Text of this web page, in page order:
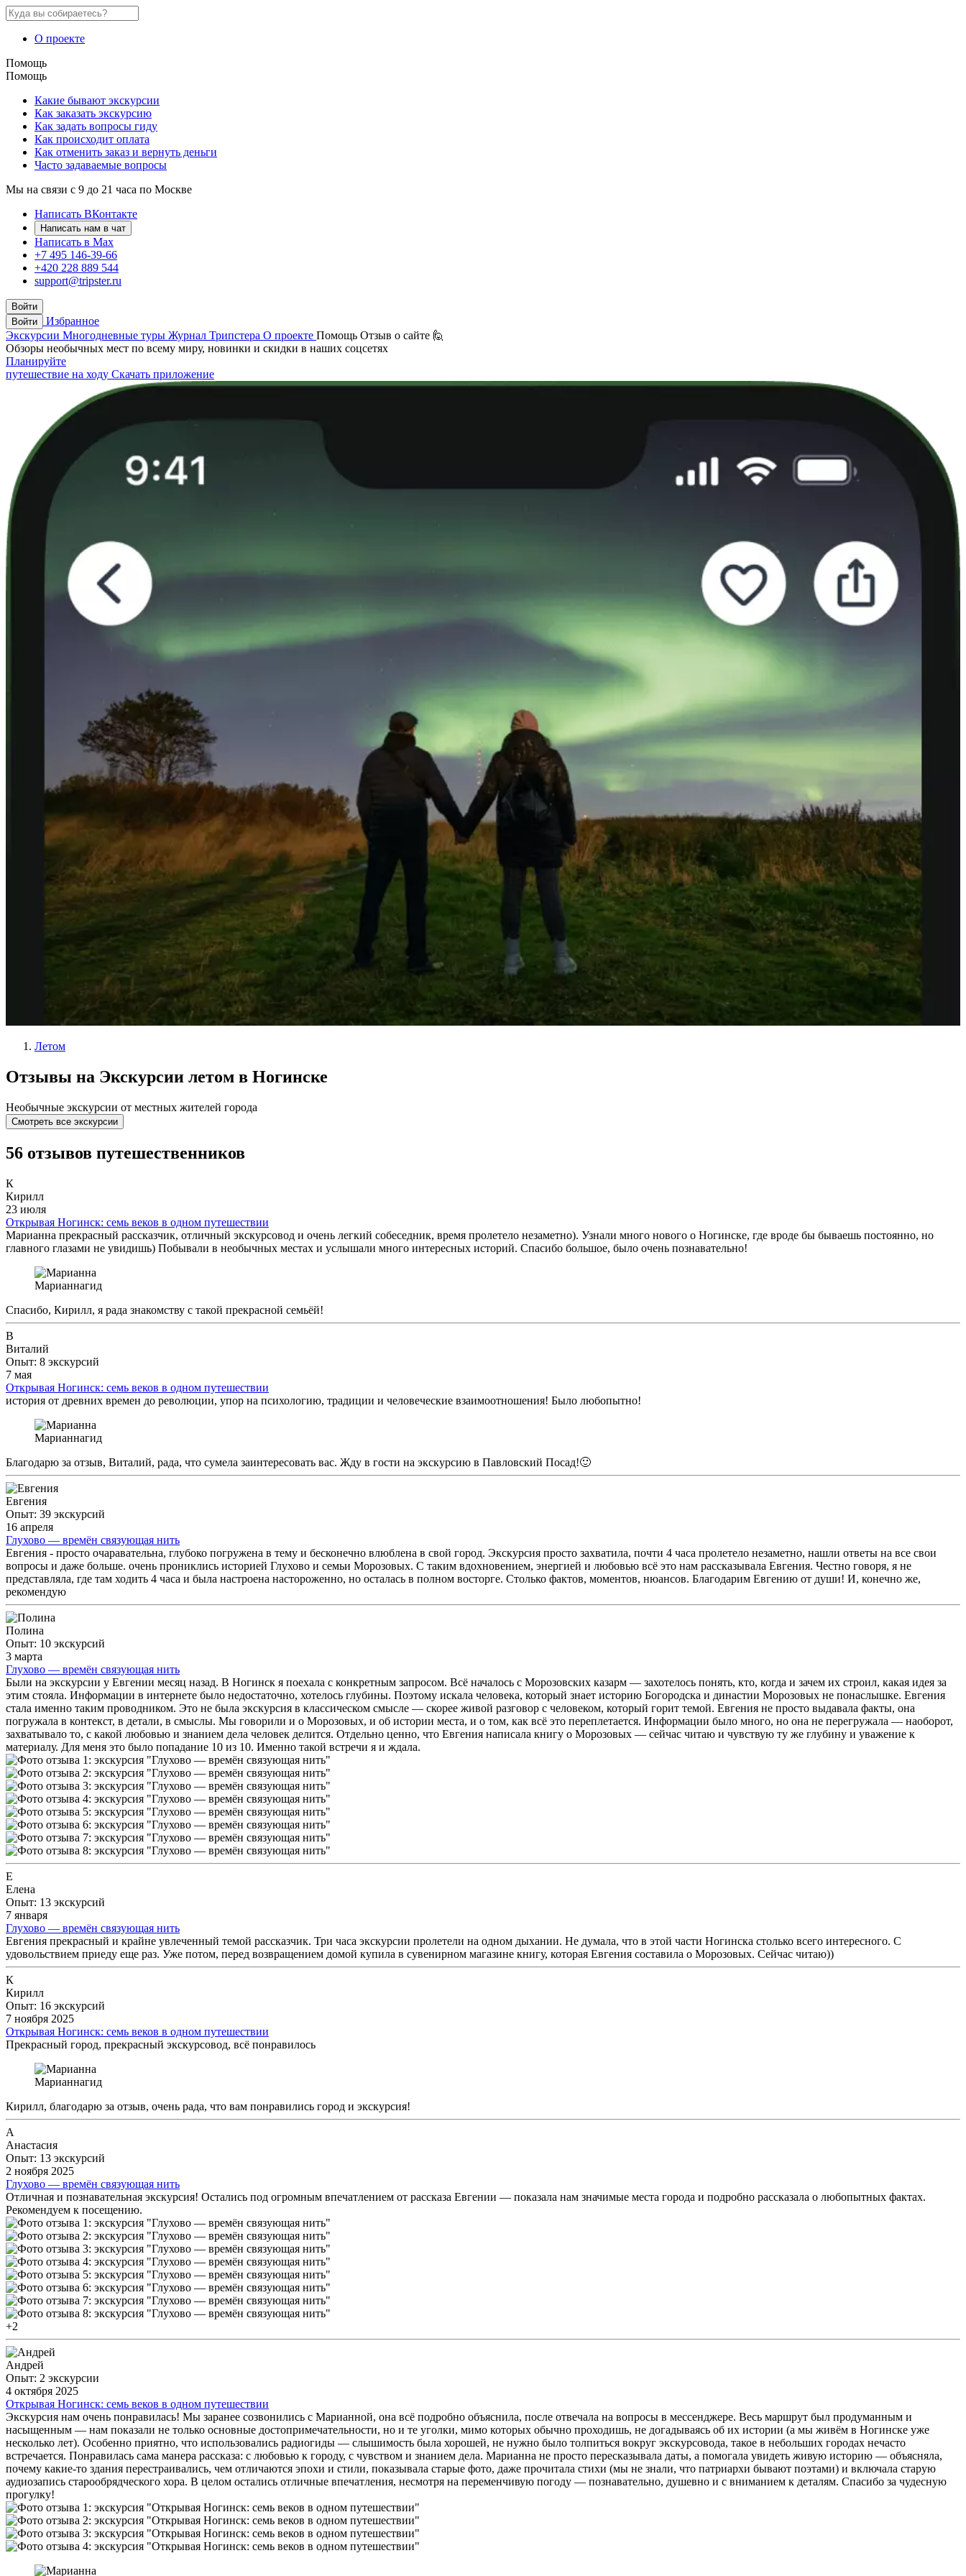
О проекте
Помощь
Помощь
Какие бывают экскурсии
Как заказать экскурсию
Как задать вопросы гиду
Как происходит оплата
Как отменить заказ и вернуть деньги
Часто задаваемые вопросы
Мы на связи с 9 до 21 часа по Москве
Написать ВКонтакте
Написать нам в чат
Написать в Max
+7 495 146-39-66
+420 228 889 544
support@tripster.ru
Войти
Войти
Избранное
Экскурсии Многодневные туры Журнал Трипстера О проекте Помощь Отзыв о сайте 🙋
Обзоры необычных мест по всему миру, новинки и скидки в наших соцсетях
Планируйте
путешествие на ходу Скачать приложение
Летом
Отзывы на Экскурсии летом в Ногинске
Необычные экскурсии от местных жителей города
Смотреть все экскурсии
56 отзывов путешественников
К
Кирилл
23 июля
Открывая Ногинск: семь веков в одном путешествии
Марианна прекрасный рассказчик, отличный экскурсовод и очень легкий собеседник, время пролетело незаметно). Узнали много нового о Ногинске, где вроде бы бываешь постоянно, но
главного глазами не увидишь) Побывали в необычных местах и услышали много интересных историй. Спасибо большое, было очень познавательно!
Марианнагид
Спасибо, Кирилл, я рада знакомству с такой прекрасной семьёй!
В
Виталий
Опыт: 8 экскурсий
7 мая
Открывая Ногинск: семь веков в одном путешествии
история от древних времен до революции, упор на психологию, традиции и человеческие взаимоотношения! Было любопытно!
Марианнагид
Благодарю за отзыв, Виталий, рада, что сумела заинтересовать вас. Жду в гости на экскурсию в Павловский Посад!🙂
Евгения
Опыт: 39 экскурсий
16 апреля
Глухово — времён связующая нить
Евгения - просто очаравательна, глубоко погружена в тему и бесконечно влюблена в свой город. Экскурсия просто захватила, почти 4 часа пролетело незаметно, нашли ответы на все свои
вопросы и даже больше. очень прониклись историей Глухово и семьи Морозовых. С таким вдохновением, энергией и любовью всё это нам рассказывала Евгения. Честно говоря, я не
представляла, где там ходить 4 часа и была настроена настороженно, но осталась в полном восторге. Столько фактов, моментов, нюансов. Благодарим Евгению от души! И, конечно же,
рекомендую
Полина
Опыт: 10 экскурсий
3 марта
Глухово — времён связующая нить
Были на экскурсии у Евгении месяц назад. В Ногинск я поехала с конкретным запросом. Всё началось с Морозовских казарм — захотелось понять, кто, когда и зачем их строил, какая идея за
этим стояла. Информации в интернете было недостаточно, хотелось глубины. Поэтому искала человека, который знает историю Богородска и династии Морозовых не понаслышке. Евгения
стала именно таким проводником. Это не была экскурсия в классическом смысле — скорее живой разговор с человеком, который горит темой. Евгения не просто выдавала факты, она
погружала в контекст, в детали, в смыслы. Мы говорили и о Морозовых, и об истории места, и о том, как всё это переплетается. Информации было много, но она не перегружала — наоборот,
захватывало то, с какой любовью и знанием дела человек делится. Отдельно ценно, что Евгения написала книгу о Морозовых — сейчас читаю и чувствую ту же глубину и уважение к
материалу. Для меня это было попадание 10 из 10. Именно такой встречи я и ждала.
Е
Елена
Опыт: 13 экскурсий
7 января
Глухово — времён связующая нить
Евгения прекрасный и крайне увлеченный темой рассказчик. Три часа экскурсии пролетели на одном дыхании. Не думала, что в этой части Ногинска столько всего интересного. С
удовольствием приеду еще раз. Уже потом, перед возвращением домой купила в сувенирном магазине книгу, которая Евгения составила о Морозовых. Сейчас читаю))
К
Кирилл
Опыт: 16 экскурсий
7 ноября 2025
Открывая Ногинск: семь веков в одном путешествии
Прекрасный город, прекрасный экскурсовод, всё понравилось
Марианнагид
Кирилл, благодарю за отзыв, очень рада, что вам понравились город и экскурсия!
А
Анастасия
Опыт: 13 экскурсий
2 ноября 2025
Глухово — времён связующая нить
Отличная и познавательная экскурсия! Остались под огромным впечатлением от рассказа Евгении — показала нам значимые места города и подробно рассказала о любопытных фактах.
Рекомендуем к посещению.
+2
Андрей
Опыт: 2 экскурсии
4 октября 2025
Открывая Ногинск: семь веков в одном путешествии
Экскурсия нам очень понравилась! Мы заранее созвонились с Марианной, она всё подробно объяснила, после отвечала на вопросы в мессенджере. Весь маршрут был продуманным и
насыщенным — нам показали не только основные достопримечательности, но и те уголки, мимо которых обычно проходишь, не догадываясь об их истории (а мы живём в Ногинске уже
несколько лет). Особенно приятно, что использовались радиогиды — слышимость была хорошей, не нужно было толпиться вокруг экскурсовода, такое в небольших городах нечасто
встречается. Понравилась сама манера рассказа: с любовью к городу, с чувством и знанием дела. Марианна не просто пересказывала даты, а помогала увидеть живую историю — объясняла,
почему какие-то здания перестраивались, чем отличаются эпохи и стили, показывала старые фото, даже прочитала стихи (мы не знали, что патриархи бывают поэтами) и включала старую
аудиозапись старообрядческого хора. В целом остались отличные впечатления, несмотря на переменчивую погоду — познавательно, душевно и с вниманием к деталям. Спасибо за чудесную
прогулку!